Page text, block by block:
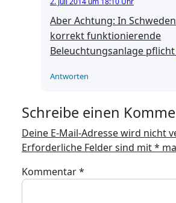
Aber Achtung: In
korrekt funktionierende
Beleuchtungsanlage
Antworten
Schreibe einen
Deine E-Mail-Adresse wird nicht
Erforderliche Felder sind mit*
Kommentar*